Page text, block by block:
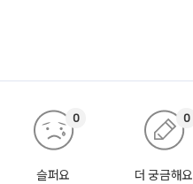
슬퍼요
0
더 궁금해요
0